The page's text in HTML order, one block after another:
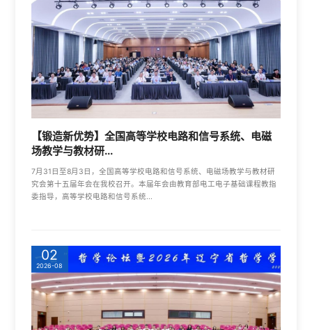
【锻造新优势】全国高等学校电路和信号系统、电磁
场教学与教材研...
7月31日至8月3日，全国高等学校电路和信号系统、电磁场教学与教材研
究会第十五届年会在我校召开。本届年会由教育部电工电子基础课程教指
委指导，高等学校电路和信号系统...
02
2026-08